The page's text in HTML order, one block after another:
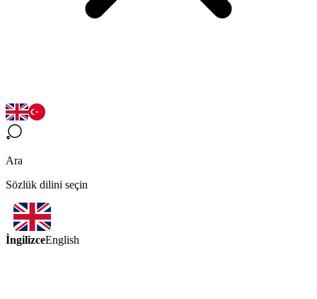
Ara
Sözlük dilini seçin
İngilizceEnglish